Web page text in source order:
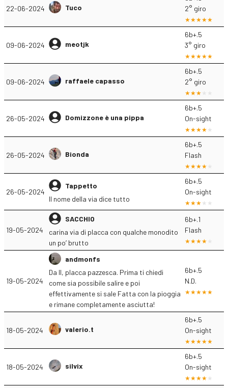
22-06-2024 Tuco
2° giro
09-06-2024 meotjk
6b+.5
3° giro
09-06-2024 raffaele capasso
6b+.5
2° giro
26-05-2024 Domizzone è una pippa
6b+.5
On-sight
26-05-2024 Bionda
6b+.5
Flash
26-05-2024
Tappetto
Il nome della via dice tutto
6b+.5
On-sight
19-05-2024
SACCHIO
carina via di placca con qualche monodito
un po’ brutto
6b+.1
Flash
19-05-2024
andmonfs
Da II, placca pazzesca. Prima ti chiedi
come sia possibile salire e poi
effettivamente si sale Fatta con la pioggia
e rimane completamente asciutta!
6b+.5
N.D.
18-05-2024 valerio.t
6b+.5
On-sight
18-05-2024 silvix
6b+.5
On-sight